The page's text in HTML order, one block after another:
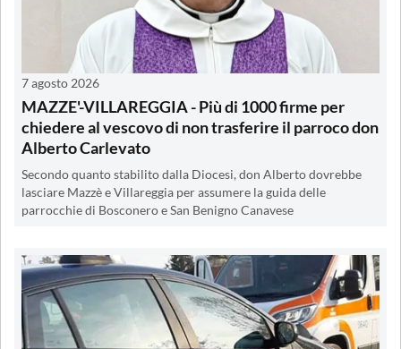
7 agosto 2026
MAZZE'-VILLAREGGIA - Più di 1000 firme per
chiedere al vescovo di non trasferire il parroco don
Alberto Carlevato
Secondo quanto stabilito dalla Diocesi, don Alberto dovrebbe
lasciare Mazzè e Villareggia per assumere la guida delle
parrocchie di Bosconero e San Benigno Canavese